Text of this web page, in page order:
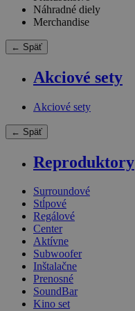
Náhradné diely
Merchandise
← Späť
Akciové sety
Akciové sety
← Späť
Reproduktory
Surroundové
Stĺpové
Regálové
Center
Aktívne
Subwoofer
Inštalačne
Prenosné
SoundBar
Kino set